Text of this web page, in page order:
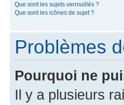
Que sont les sujets verrouillés ?
Que sont les icônes de sujet ?
Problèmes
Pourquoi ne
Il y a plusieurs